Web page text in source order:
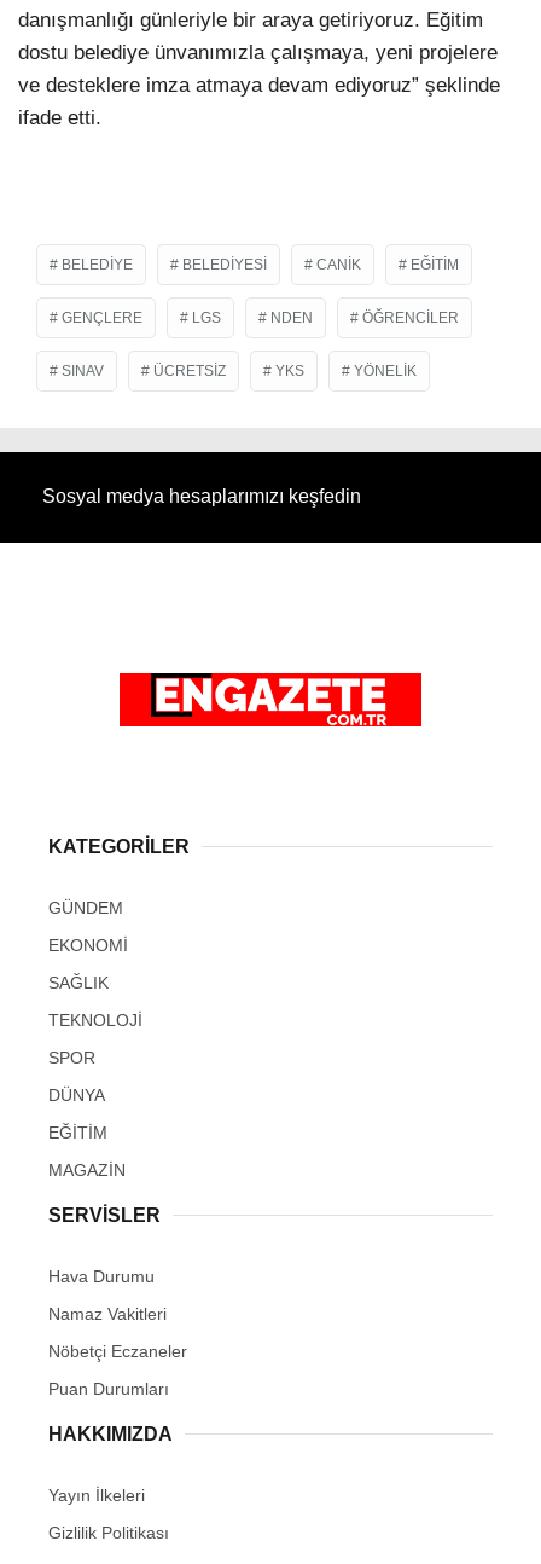
danışmanlığı günleriyle bir araya getiriyoruz. Eğitim
dostu belediye ünvanımızla çalışmaya, yeni projelere
ve desteklere imza atmaya devam ediyoruz” şeklinde
ifade etti.
BELEDIYE BELEDIYESI CANIK EĞITIM
GENÇLERE LGS NDEN ÖĞRENCILER
SINAV ÜCRETSIZ YKS YÖNELIK
Sosyal medya hesaplarımızı keşfedin
KATEGORİLER
GÜNDEM
EKONOMİ
SAĞLIK
TEKNOLOJİ
SPOR
DÜNYA
EĞİTİM
MAGAZİN
SERVİSLER
Hava Durumu
Namaz Vakitleri
Nöbetçi Eczaneler
Puan Durumları
HAKKIMIZDA
Yayın İlkeleri
Gizlilik Politikası